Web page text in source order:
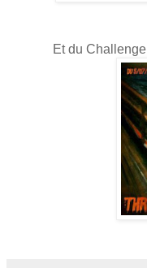
Et du Challenge